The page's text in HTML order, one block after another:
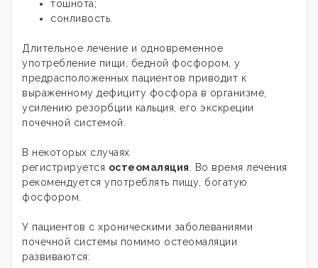
тошнота;
сонливость.
Длительное лечение и одновременное
употребление пищи, бедной фосфором, у
предрасположенных пациентов приводит к
выраженному дефициту фосфора в организме,
усилению резорбции кальция, его экскреции
почечной системой.
В некоторых случаях
регистрируется остеомаляция. Во время лечения
рекомендуется употреблять пищу, богатую
фосфором.
У пациентов с хроническими заболеваниями
почечной системы помимо остеомаляции
развиваются: